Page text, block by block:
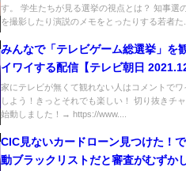
す。 学生たちが見る選挙の視点とは？ 知事選
を撮影したり演説のメモをとったりする若者た
みんなで「テレビゲーム総選挙」を
イワイする配信【テレビ朝日
19:00～】
家にテレビが無くて観れない人はコメントでワ
しよう！きっとそれでも楽しい！ 切り抜きチ
始動しました！→ https://www....
CIC見ないカードローン見つけた！
動ブラックリストだと審査がむずか